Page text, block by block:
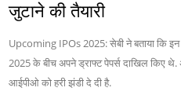
जुटाने की तैयारी
Upcoming IPOs 2025: सेबी ने बताया कि
2025 के बीच अपने ड्राफ्ट पेपर्स दाखिल किए
आईपीओ को हरी झंडी दे दी है.